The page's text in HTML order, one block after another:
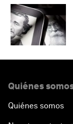
Quiénes
Quiénes somos